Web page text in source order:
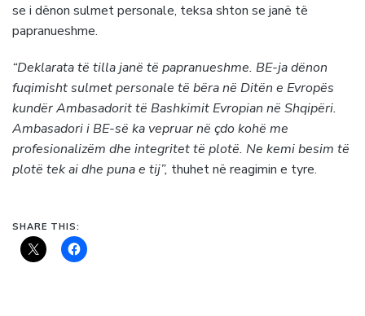
se i dënon sulmet personale, teksa shton se janë të
papranueshme.
“Deklarata të tilla janë të papranueshme. BE-ja dënon
fuqimisht sulmet personale të bëra në Ditën e Evropës
kundër Ambasadorit të Bashkimit Evropian në Shqipëri.
Ambasadori i BE-së ka vepruar në çdo kohë me
profesionalizëm dhe integritet të plotë. Ne kemi besim të
plotë tek ai dhe puna e tij”, thuhet në reagimin e tyre.
SHARE THIS: